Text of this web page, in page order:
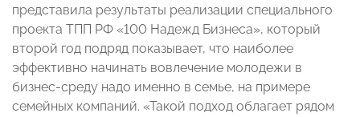
представила результаты реализации специального
проекта ТПП РФ «100 Надежд Бизнеса», который
второй год подряд показывает, что наиболее
эффективно начинать вовлечение молодежи в
бизнес-среду надо именно в семье, на примере
семейных компаний. «Такой подход облагает рядом